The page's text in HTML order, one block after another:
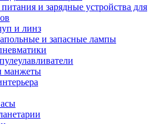
и зарядные устройства для
и линз
и запасные лампы
манжеты